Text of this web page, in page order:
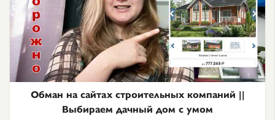
Обман на сайтах строительных компаний ||
Выбираем дачный дом с умом